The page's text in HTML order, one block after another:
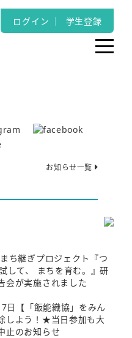
ログイン ｜ 学生登録
お知らせ一覧
ち継ぎプロジェクト『つ
して、 まちを育む。』研
会が実施されました
日【「飯能織協」をみん
しよう！★当日参加も大
止のお知らせ